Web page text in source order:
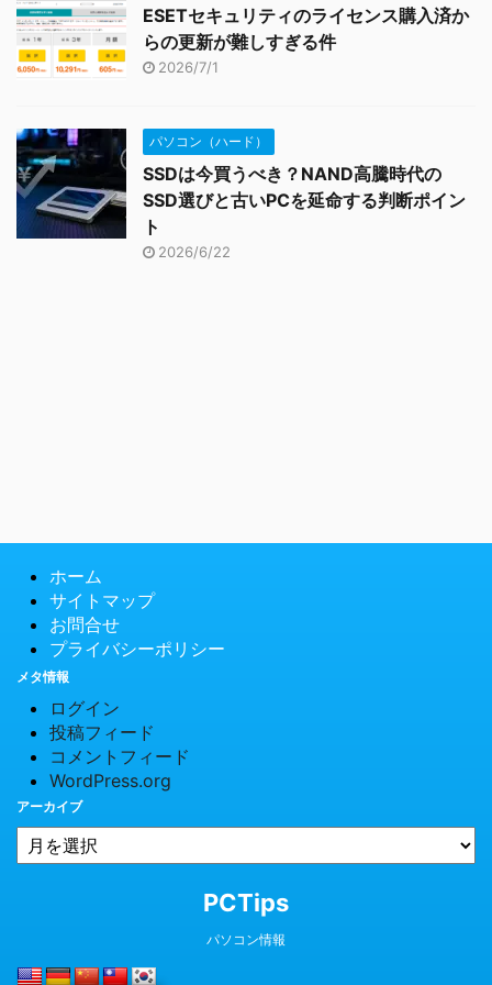
ESETセキュリティのライセンス購入済か
らの更新が難しすぎる件
2026/7/1
パソコン（ハード）
SSDは今買うべき？NAND高騰時代の
SSD選びと古いPCを延命する判断ポイン
ト
2026/6/22
ホーム
サイトマップ
お問合せ
プライバシーポリシー
メタ情報
ログイン
投稿フィード
コメントフィード
WordPress.org
アーカイブ
PCTips
パソコン情報
© 2026 PCTips